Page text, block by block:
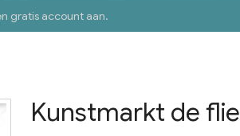
gratis account aan.
Kunstmarkt de